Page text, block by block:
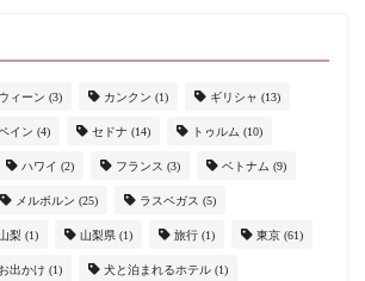
ウィーン (3) カンクン (1) ギリシャ (13)
イン (4) セドナ (14) トゥルム (10)
ハワイ (2) フランス (3) ベトナム (9)
メルボルン (25) ラスベガス (5)
梨 (1) 山梨県 (1) 旅行 (1) 東京 (61)
出かけ (1) 犬と泊まれるホテル (1)